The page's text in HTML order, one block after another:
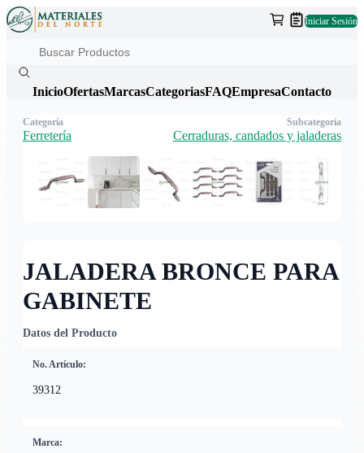
Iniciar Sesión
InicioOfertasMarcasCategoriasFAQEmpresaContacto
JALADERA BRONCE PARA
GABINETE
Datos del Producto
No. Artículo:
39312
Marca:
Categoría
Ferretería
Subcategoría
Cerraduras, candados y jaladeras